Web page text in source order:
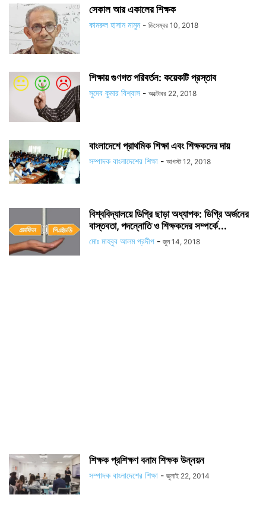
সেকাল আর একালের শিক্ষক
কামরুল হাসান মামুন - ডিসেম্বর 10, 2018
শিক্ষায় গুণগত পরিবর্তন: কয়েকটি প্রস্তাব
সুদেব কুমার বিশ্বাস - অক্টোবর 22, 2018
বাংলাদেশে প্রাথমিক শিক্ষা এবং শিক্ষকদের দায়
সম্পাদক বাংলাদেশের শিক্ষা - আগস্ট 12, 2018
বিশ্ববিদ্যালয়ে ডিগ্রি ছাড়া অধ্যাপক: ডিগ্রি অর্জনের
বাস্তবতা, পদন্নোতি ও শিক্ষকদের সম্পর্কে...
মোঃ মাহবুব আলম প্রদীপ - জুন 14, 2018
শিক্ষক প্রশিক্ষণ বনাম শিক্ষক উন্নয়ন
সম্পাদক বাংলাদেশের শিক্ষা - জুলাই 22, 2014